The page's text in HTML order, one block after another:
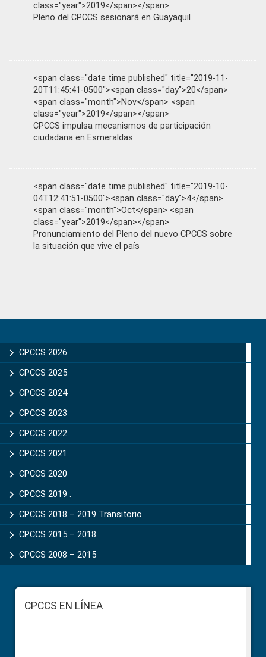
class="year">2019</span></span>
Pleno del CPCCS sesionará en Guayaquil
<span class="date time published" title="2019-11-
20T11:45:41-0500"><span class="day">20</span>
<span class="month">Nov</span> <span
class="year">2019</span></span>
CPCCS impulsa mecanismos de participación
ciudadana en Esmeraldas
<span class="date time published" title="2019-10-
04T12:41:51-0500"><span class="day">4</span>
<span class="month">Oct</span> <span
class="year">2019</span></span>
Pronunciamiento del Pleno del nuevo CPCCS sobre
la situación que vive el país
Sidebar
CPCCS 2026
CPCCS 2025
CPCCS 2024
CPCCS 2023
CPCCS 2022
CPCCS 2021
CPCCS 2020
CPCCS 2019 .
CPCCS 2018 – 2019 Transitorio
CPCCS 2015 – 2018
CPCCS 2008 – 2015
FooterCPCCS EN LÍNEA